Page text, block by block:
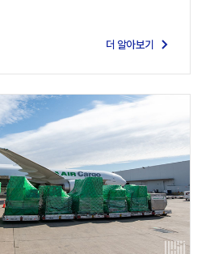
더 알아보기